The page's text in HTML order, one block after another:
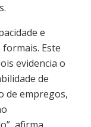
e
Este
evidencia o
de
de empregos,